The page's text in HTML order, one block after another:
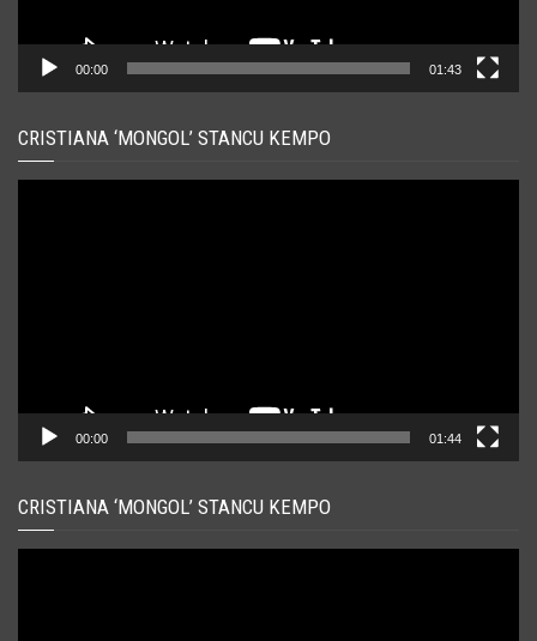
00:00 01:43
CRISTIANA ‘MONGOL’ STANCU KEMPO
00:00 01:44
CRISTIANA ‘MONGOL’ STANCU KEMPO